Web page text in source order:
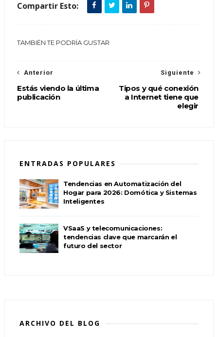
Compartir Esto:
TAMBIÉN TE PODRÍA GUSTAR
Siguiente
Tipos y qué conexión
a Internet tiene que
elegir
Anterior
Estás viendo la última
publicación
ENTRADAS POPULARES
Tendencias en Automatización del
Hogar para 2026: Domótica y Sistemas
Inteligentes
VSaaS y telecomunicaciones:
tendencias clave que marcarán el
futuro del sector
ARCHIVO DEL BLOG